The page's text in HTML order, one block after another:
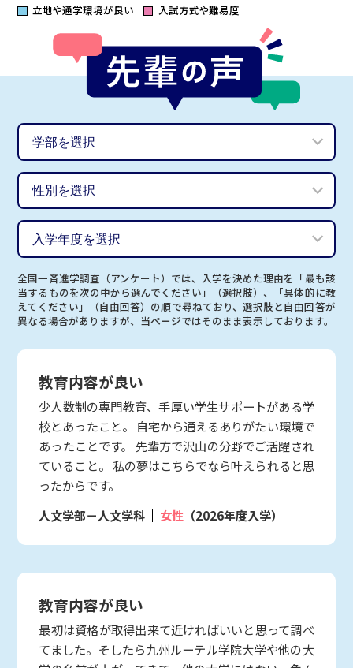
立地や通学環境が良い
入試方式や難易度
全国一斉進学調査（アンケート）では、入学を決めた理由を「最も該
当するものを次の中から選んでください」（選択肢）、「具体的に教
えてください」（自由回答）の順で尋ねており、選択肢と自由回答が
異なる場合がありますが、当ページではそのまま表示しております。
教育内容が良い
少人数制の専門教育、手厚い学生サポートがある学
校とあったこと。 自宅から通えるありがたい環境で
あったことです。 先輩方で沢山の分野でご活躍され
ていること。 私の夢はこちらでなら叶えられると思
ったからです。
人文学部－人文学科
女性 （2026年度入学）
教育内容が良い
最初は資格が取得出来て近ければいいと思って調べ
てました。そしたら九州ルーテル学院大学や他の大